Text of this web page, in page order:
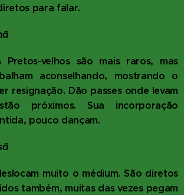
para falar.
Pretos-velhos são mais raros, mas
aconselhando, mostrando o
resignação. Dão passes onde levam
próximos. Sua incorporação
pouco dançam.
muito o médium. São diretos
também, muitas das vezes pegam